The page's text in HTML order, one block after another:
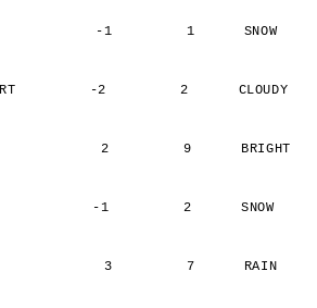
-1         1      SNOW
-2         2      CLOUDY
2         9      BRIGHT
-1         2      SNOW
3         7      RAIN